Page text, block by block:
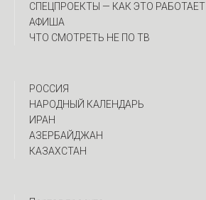
CПЕЦПРОЕКТЫ — КАК ЭТО РАБОТАЕТ
АФИША
ЧТО СМОТРЕТЬ НЕ ПО ТВ
РОССИЯ
НАРОДНЫЙ КАЛЕНДАРЬ
ИРАН
АЗЕРБАЙДЖАН
КАЗАХСТАН